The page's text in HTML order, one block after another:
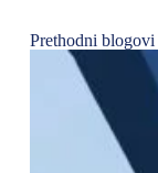
Prethodni blogovi